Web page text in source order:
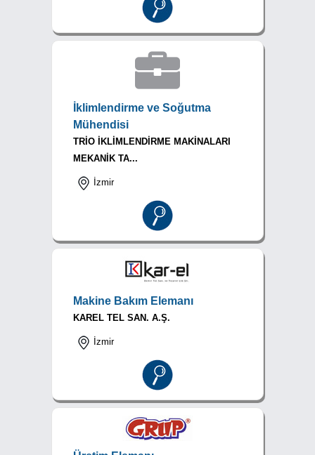
İklimlendirme ve Soğutma
Mühendisi
TRİO İKLİMLENDİRME MAKİNALARI
MEKANİK TA...
İzmir
Makine Bakım Elemanı
KAREL TEL SAN. A.Ş.
İzmir